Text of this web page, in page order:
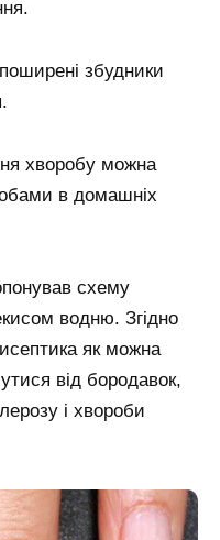
збудники
хворобу можна
в домашніх
схему
водню. Згідно
як можна
від бородавок,
і хвороби